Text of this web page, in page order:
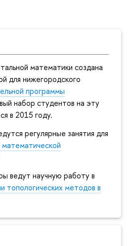
математики создана
для нижегородского
программы
набор студентов на эту
в 2015 году.
регулярные занятия для
ведут научную работу в
топологических методов в